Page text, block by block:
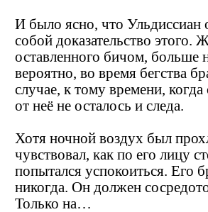
И было ясно, что
собой доказательство этого.
оставленного бичом, больше
вероятно, во время бегства
случае, к тому времени,
от неё не осталось и следа.
Хотя ночной воздух был
чувствовал, как по его лицу
попытался успокоиться. Его
никогда. Он должен
Только на…